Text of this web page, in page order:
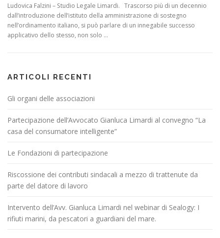
Ludovica Falzini – Studio Legale Limardi. Trascorso più di un decennio
dall’introduzione dell’istituto della amministrazione di sostegno
nell’ordinamento italiano, si può parlare di un innegabile successo
applicativo dello stesso, non solo …
ARTICOLI RECENTI
Gli organi delle associazioni
Partecipazione dell’Avvocato Gianluca Limardi al convegno “La
casa del consumatore intelligente”
Le Fondazioni di partecipazione
Riscossione dei contributi sindacali a mezzo di trattenute da
parte del datore di lavoro
Intervento dell’Avv. Gianluca Limardi nel webinar di Sealogy: I
rifiuti marini, da pescatori a guardiani del mare.